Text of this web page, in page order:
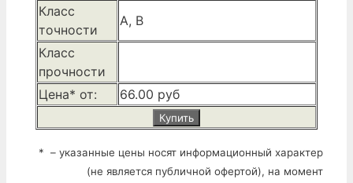
Класс
точности
A, B
Класс
прочности
Цена* от:
66.00 руб
Купить
* – указанные цены носят информационный характер
(не является публичной офертой), на момент